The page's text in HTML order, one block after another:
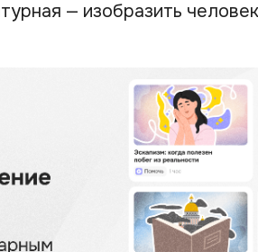
— изобразить